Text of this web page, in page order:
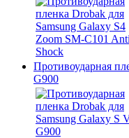
Противоударная
G900